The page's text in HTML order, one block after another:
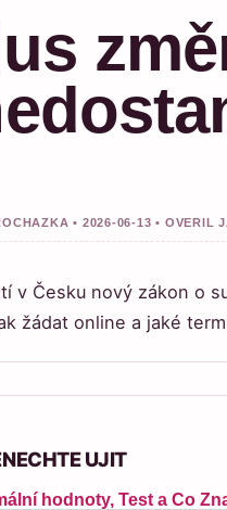
• 2026-06-13 • OVERIL
v Česku nový zákon o
žádat online a jaké
UJIT
hodnoty, Test a Co